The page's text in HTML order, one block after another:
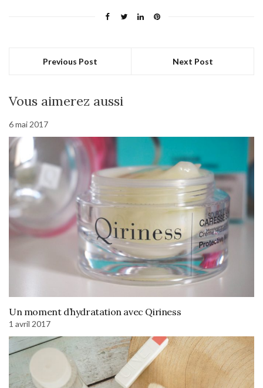
Previous Post Next Post
Vous aimerez aussi
6 mai 2017
Un moment d’hydratation avec Qiriness
1 avril 2017